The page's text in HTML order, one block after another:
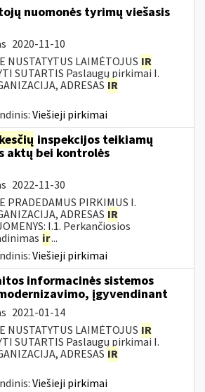
nuomonės tyrimų viešasis
2020-11-10
NUSTATYTUS LAIMĖTOJUS IR
SUTARTIS Paslaugų pirkimai I.
ADRESAS IR
Viešieji pirkimai
inspekcijos teikiamų
aktų bei kontrolės
2022-11-30
PRADEDAMUS PIRKIMUS I.
ADRESAS IR
I.1. Perkančiosios
ir...
Viešieji pirkimai
informacinės sistemos
įgyvendinant
2021-01-14
NUSTATYTUS LAIMĖTOJUS IR
SUTARTIS Paslaugų pirkimai I.
ADRESAS IR
Viešieji pirkimai